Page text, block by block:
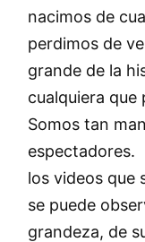
nacimos de
perdimos de
grande de la
cualquiera que
Somos tan
espectadores.
los videos que
se puede
grandeza, de